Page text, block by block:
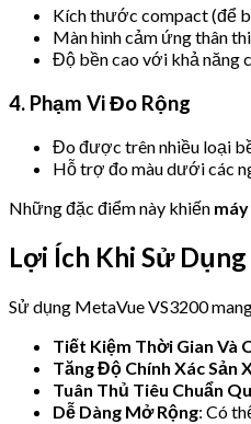
Kích thước compact (để
Màn hình cảm ứng thân
Độ bền cao với khả năng
4. Phạm Vi Đo Rộng
Đo được trên nhiều loại
Hỗ trợ đo màu dưới các
Những đặc điểm này khiến
Lợi Ích Khi Sử
Sử dụng MetaVue VS3200
Tiết Kiệm Thời Gian Và
Tăng Độ Chính Xác Sản
Tuân Thủ Tiêu Chuẩn
Dễ Dàng Mở Rộng: Có